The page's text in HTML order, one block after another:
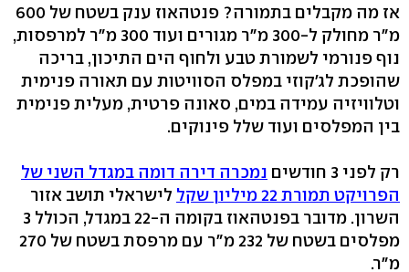
אז מה מקבלים בתמורה? פנטהאוז ענק בשטח של 600
מ"ר מחולק ל-300 מ"ר מגורים ועוד 300 מ"ר למרפסות,
נוף פנורמי לשמורת טבע ולחוף הים התיכון, בריכה
שהופכת לג'קוזי במפלס הסוויטות עם תאורה פנימית
וטלוויזיה עמידה במים, סאונה פרטית, מעלית פנימית
בין המפלסים ועוד שלל פינוקים.
רק לפני 3 חודשים
נמכרה דירה דומה במגדל השני של
הפרויקט תמורת 22 מיליון שקל
לישראלי תושב אזור
השרון. מדובר בפנטהאוז בקומה ה-22 במגדל, הכולל 3
מפלסים בשטח של 232 מ"ר עם מרפסת בשטח של 270
מ"ר.